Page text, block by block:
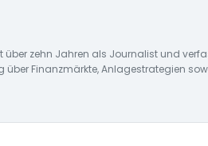
über zehn Jahren als Journalist und
über Finanzmärkte, Anlagestrategien